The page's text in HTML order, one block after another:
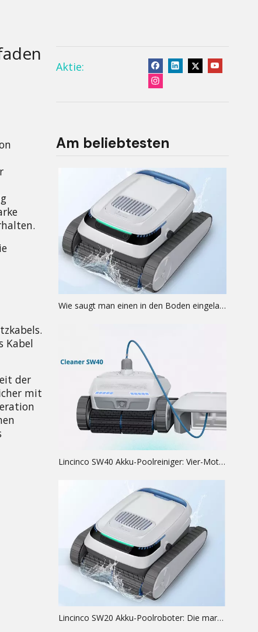
Kabel
der
mit
Aktie:
Am beliebtesten
Wie saugt man einen in den Boden eingelassenen Pool mit einem Roboterreiniger ab?
Lincinco SW40 Akku-Poolreiniger: Vier-Motoren-Leistung, 10.400 mAh Laufzeit und vollständige Oberflächenabdeckung
Lincinco SW20 Akku-Poolroboter: Die margenstarken OEM-Chancen, auf die Händler gewartet haben